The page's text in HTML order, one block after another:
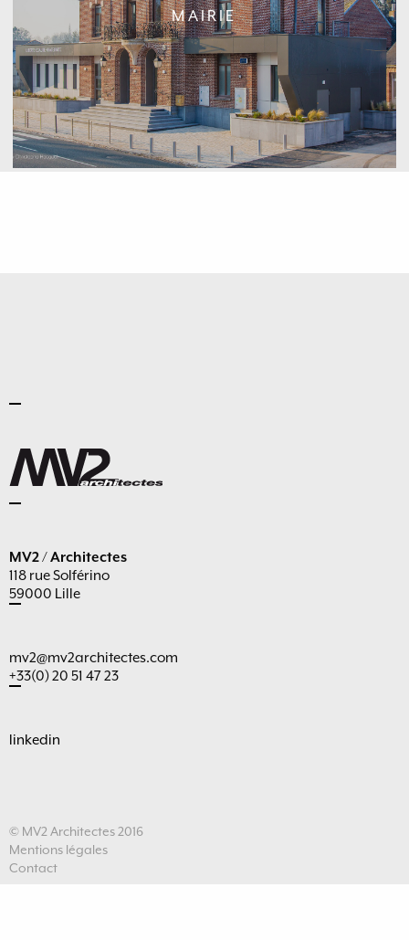
MAIRIE
MV2 / Architectes
118 rue Solférino
59000 Lille
mv2@mv2architectes.com
+33(0) 20 51 47 23
linkedin
© MV2 Architectes 2016
Mentions légales
Contact